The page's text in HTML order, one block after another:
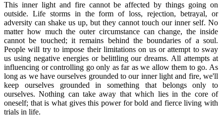
This inner light and fire cannot be affected by things going on
outside. Life storms in the form of loss, rejection, betrayal, or
adversity can shake us up, but they cannot touch our inner self. No
matter how much the outer circumstance can change, the inside
cannot be touched; it remains behind the boundaries of a soul.
People will try to impose their limitations on us or attempt to sway
us using negative energies or belittling our dreams. All attempts at
influencing or controlling go only as far as we allow them to go. As
long as we have ourselves grounded to our inner light and fire, we'll
keep ourselves grounded in something that belongs only to
ourselves. Nothing can take away that which lies in the core of
oneself; that is what gives this power for bold and fierce living with
trials in life.